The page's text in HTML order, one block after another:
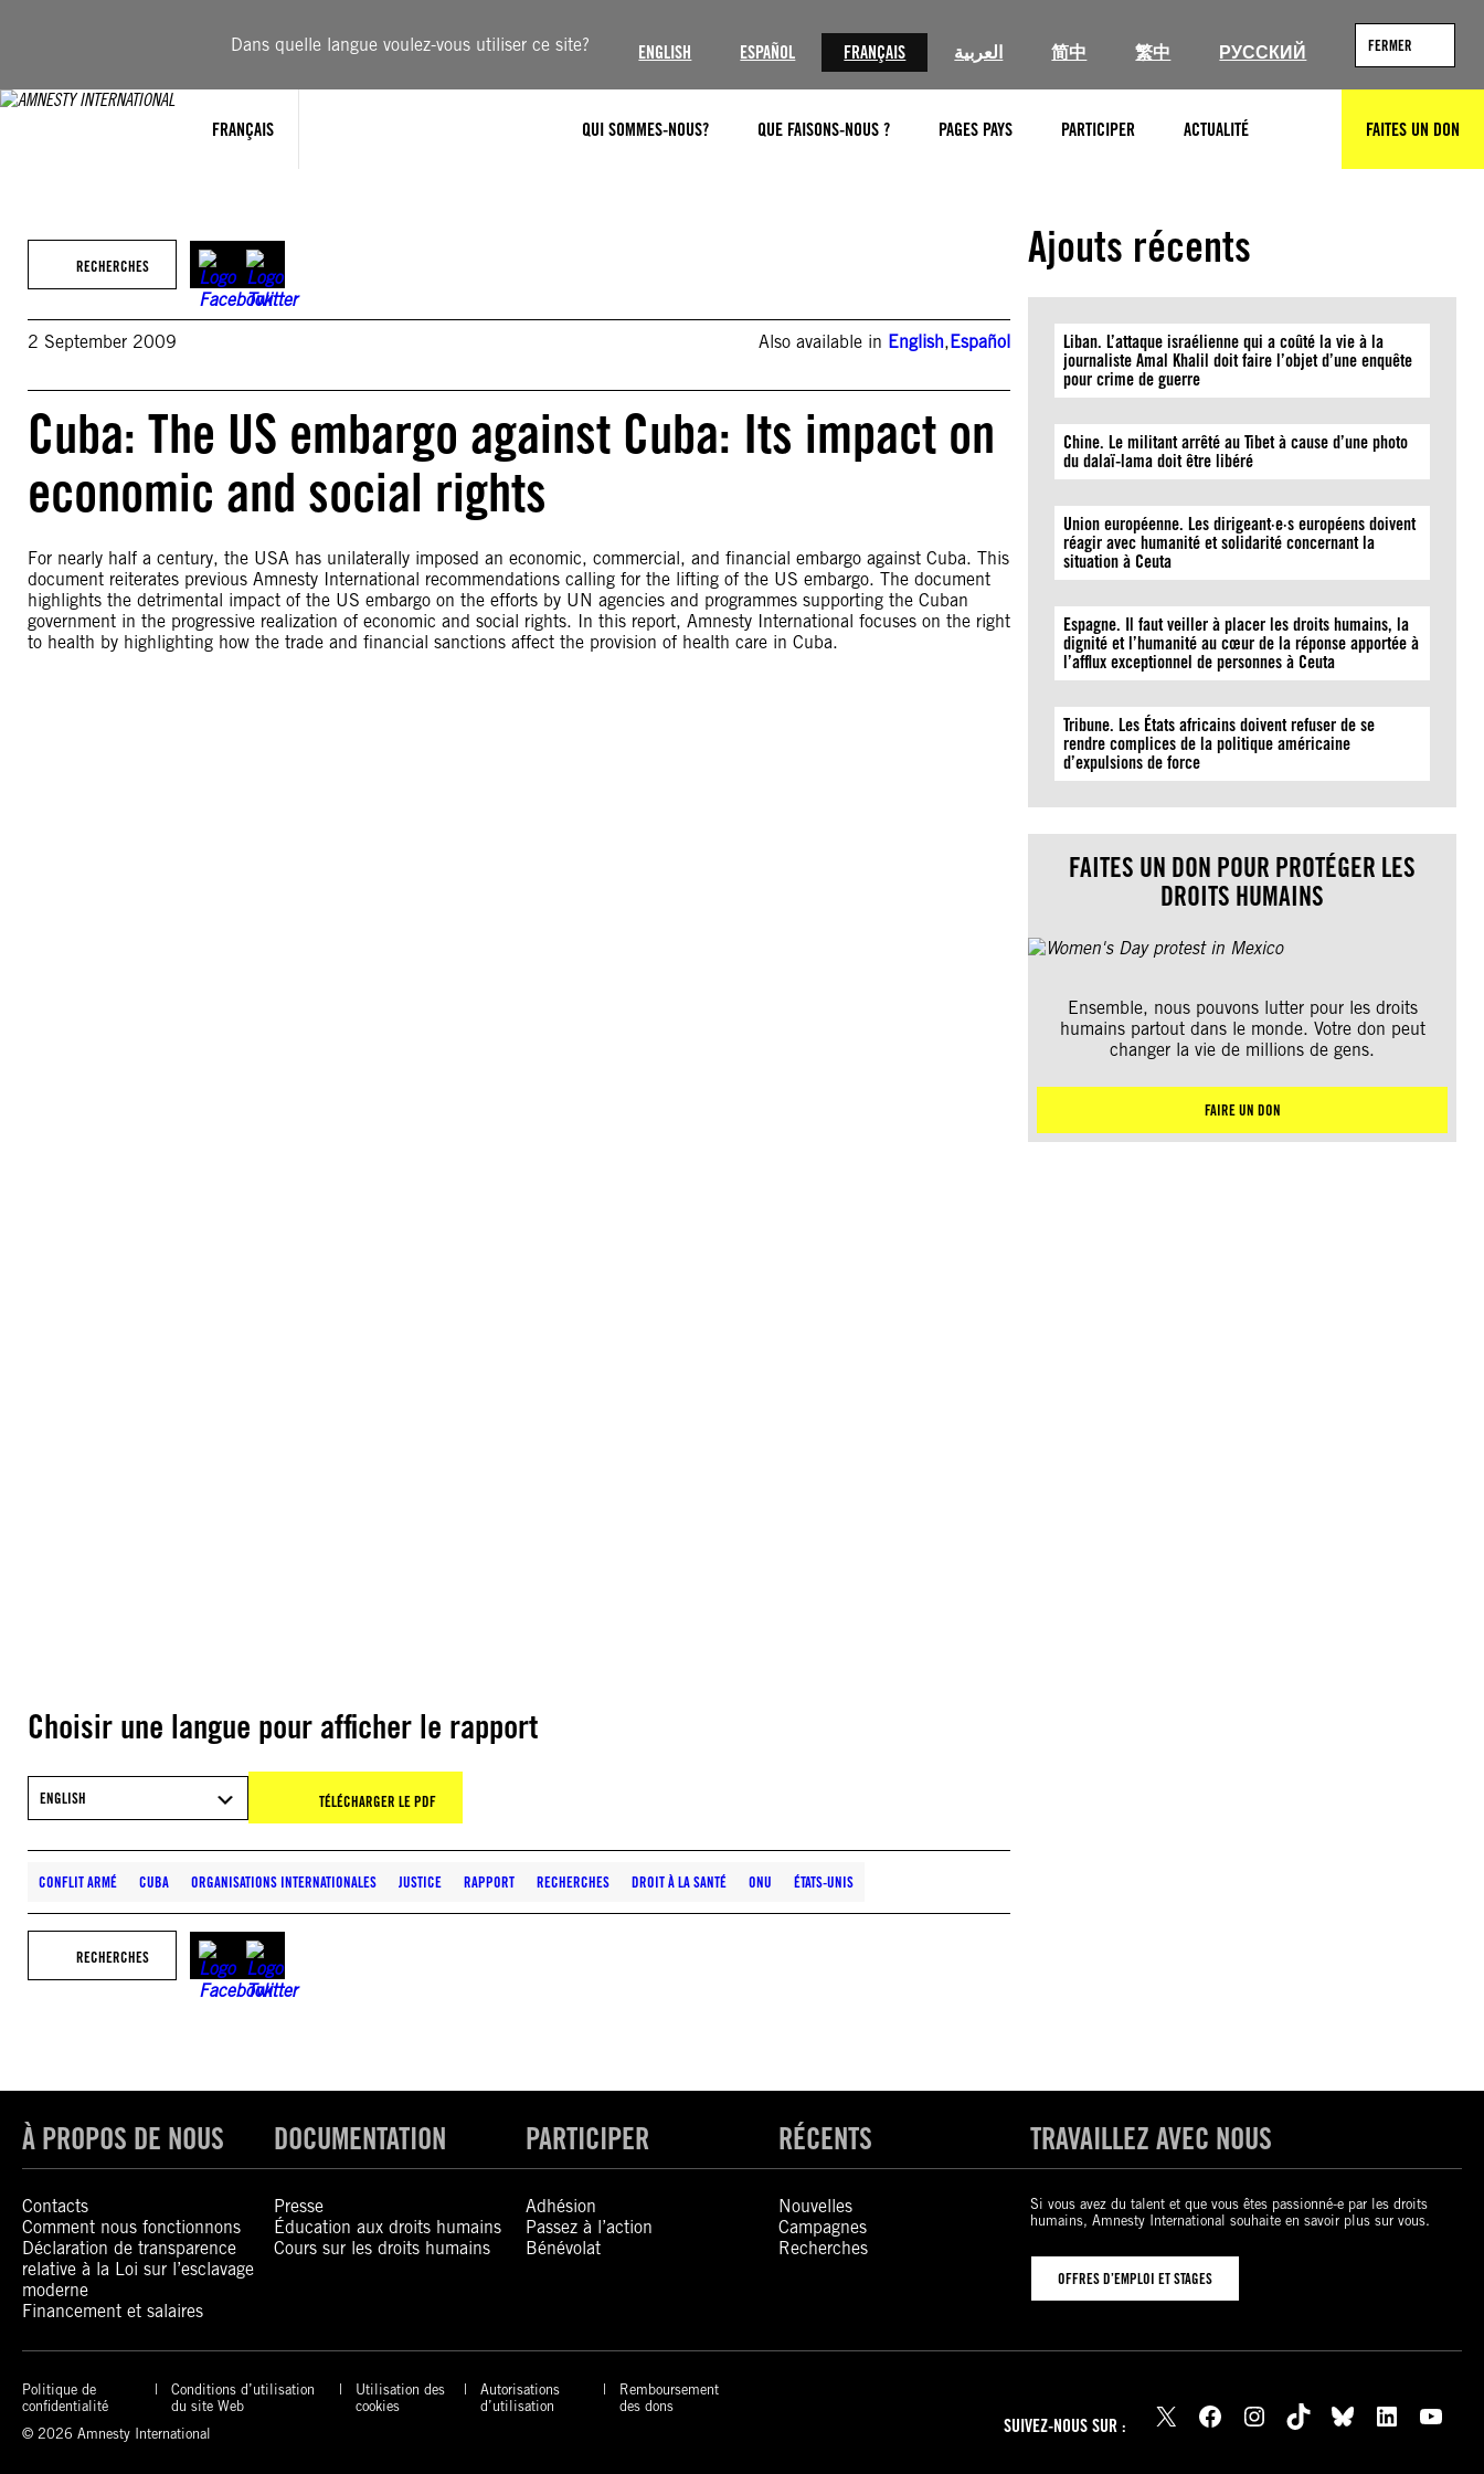
Dans quelle langue voulez-vous utiliser ce site? ENGLISH ESPAÑOL FRANÇAIS العربية 简中 繁中 РУССКИЙ FERMER
FRANÇAIS QUI SOMMES-NOUS? QUE FAISONS-NOUS ? PAGES PAYS PARTICIPER ACTUALITÉ RECHERCHERFAITES UN DON
RECHERCHES
2 September 2009 Also available in English,Español
Cuba: The US embargo against Cuba: Its impact on
economic and social rights
For nearly half a century, the USA has unilaterally imposed an economic, commercial, and financial embargo against Cuba. This
document reiterates previous Amnesty International recommendations calling for the lifting of the US embargo. The document
highlights the detrimental impact of the US embargo on the efforts by UN agencies and programmes supporting the Cuban
government in the progressive realization of economic and social rights. In this report, Amnesty International focuses on the right
to health by highlighting how the trade and financial sanctions affect the provision of health care in Cuba.
Choisir une langue pour afficher le rapport
ENGLISH TÉLÉCHARGER LE PDF
CONFLIT ARMÉ CUBA ORGANISATIONS INTERNATIONALES JUSTICE RAPPORT RECHERCHES DROIT À LA SANTÉ ONU ÉTATS-UNIS
RECHERCHES
Ajouts récents
Liban. L’attaque israélienne qui a coûté la vie à la
journaliste Amal Khalil doit faire l’objet d’une enquête
pour crime de guerre
Chine. Le militant arrêté au Tibet à cause d’une photo
du dalaï-lama doit être libéré
Union européenne. Les dirigeant·e·s européens doivent
réagir avec humanité et solidarité concernant la
situation à Ceuta
Espagne. Il faut veiller à placer les droits humains, la
dignité et l’humanité au cœur de la réponse apportée à
l’afflux exceptionnel de personnes à Ceuta
Tribune. Les États africains doivent refuser de se
rendre complices de la politique américaine
d’expulsions de force
FAITES UN DON POUR PROTÉGER LES
DROITS HUMAINS
Ensemble, nous pouvons lutter pour les droits
humains partout dans le monde. Votre don peut
changer la vie de millions de gens.
FAIRE UN DON
À PROPOS DE NOUS
Contacts
Comment nous fonctionnons
Déclaration de transparence
relative à la Loi sur l’esclavage
moderne
Financement et salaires
DOCUMENTATION
Presse
Éducation aux droits humains
Cours sur les droits humains
PARTICIPER
Adhésion
Passez à l’action
Bénévolat
RÉCENTS
Nouvelles
Campagnes
Recherches
TRAVAILLEZ AVEC NOUS
Si vous avez du talent et que vous êtes passionné-e par les droits
humains, Amnesty International souhaite en savoir plus sur vous.
OFFRES D’EMPLOI ET STAGES
Politique de
confidentialité
Conditions d’utilisation
du site Web
Utilisation des
cookies
Autorisations
d’utilisation
Remboursement
des dons
© 2026 Amnesty International
SUIVEZ-NOUS SUR : X Facebook Instagram TikTok Bluesky LinkedIn YouTube